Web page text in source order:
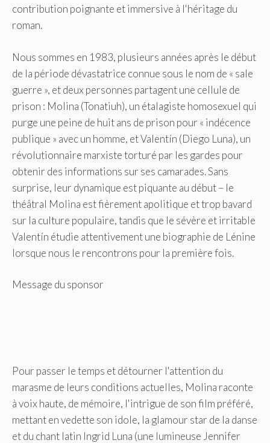
contribution poignante et immersive à l'héritage du
roman.
Nous sommes en 1983, plusieurs années après le début
de la période dévastatrice connue sous le nom de « sale
guerre », et deux personnes partagent une cellule de
prison : Molina (Tonatiuh), un étalagiste homosexuel qui
purge une peine de huit ans de prison pour « indécence
publique » avec un homme, et Valentín (Diego Luna), un
révolutionnaire marxiste torturé par les gardes pour
obtenir des informations sur ses camarades. Sans
surprise, leur dynamique est piquante au début – le
théâtral Molina est fièrement apolitique et trop bavard
sur la culture populaire, tandis que le sévère et irritable
Valentín étudie attentivement une biographie de Lénine
lorsque nous le rencontrons pour la première fois.
Message du sponsor
Pour passer le temps et détourner l'attention du
marasme de leurs conditions actuelles, Molina raconte
à voix haute, de mémoire, l'intrigue de son film préféré,
mettant en vedette son idole, la glamour star de la danse
et du chant latin Ingrid Luna (une lumineuse Jennifer